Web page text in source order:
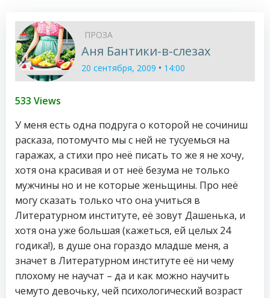
ПРОЗА
Аня Бантики-в-слезах
20 сентября, 2009 • 14:00
533 Views
У меня есть одна подруга о которой не сочиниш
расказа, потомучто мы с ней не тусуемься на
гаражах, а стихи про неё писать то же я не хочу,
хотя она красивая и от неё безума не только
мужчины но и не которые женьщины. Про неё
могу сказать только что она учиться в
Литературном институте, её зовут Дашенька, и
хотя она уже большая (кажеться, ей целых 24
годика!), в душе она гораздо младше меня, а
значет в Литературном институте её ни чему
плохому не научат – да и как можно научить
чемуто девочьку, чей психологический возраст